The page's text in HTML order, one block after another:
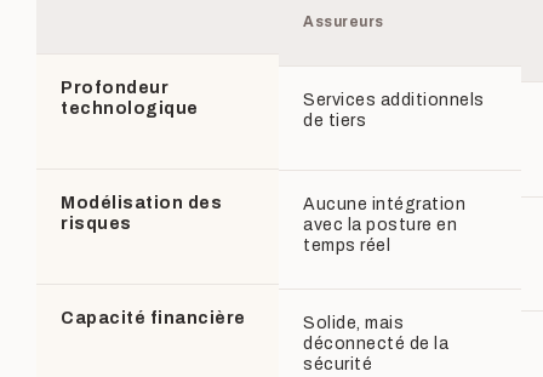
Profondeur
technologique
Modélisation des
risques
Capacité financière
Assureurs
Services additionnels
de tiers
Aucune intégration
avec la posture en
temps réel
Solide, mais
déconnecté de la
sécurité